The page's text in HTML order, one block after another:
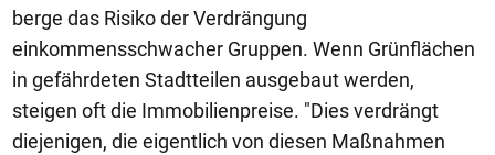
berge das Risiko der Verdrängung
einkommensschwacher Gruppen. Wenn Grünflächen
in gefährdeten Stadtteilen ausgebaut werden,
steigen oft die Immobilienpreise. "Dies verdrängt
diejenigen, die eigentlich von diesen Maßnahmen